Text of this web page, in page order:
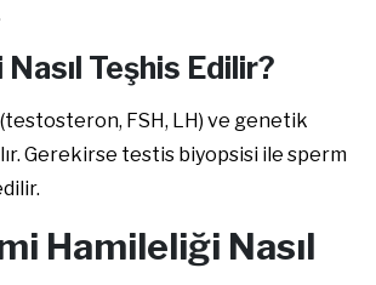
Teşhis Edilir?
FSH, LH) ve genetik
Gerekirse testis biyopsisi ile sperm
Hamileliği Nasıl